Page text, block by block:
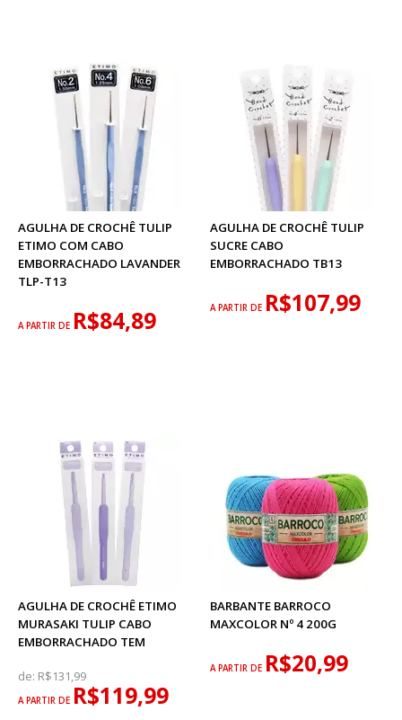
AGULHA DE CROCHÊ TULIP
ETIMO COM CABO
EMBORRACHADO LAVANDER
TLP-T13
A PARTIR DE R$84,89
AGULHA DE CROCHÊ TULIP
SUCRE CABO
EMBORRACHADO TB13
A PARTIR DE R$107,99
AGULHA DE CROCHÊ ETIMO
MURASAKI TULIP CABO
EMBORRACHADO TEM
de: R$131,99
A PARTIR DE R$119,99
BARBANTE BARROCO
MAXCOLOR Nº 4 200G
A PARTIR DE R$20,99